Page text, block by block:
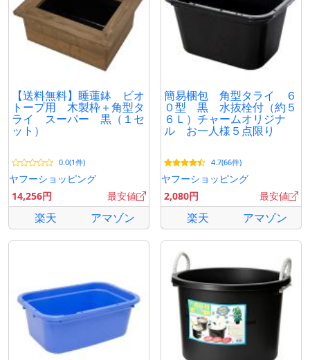
【送料無料】睡蓮鉢 ビオ
トープ用 木製枠＋角型タ
ライ スーパー 黒（１セ
ット）
0.0(1件)
ヤフーショッピング
14,256円
最安値
楽天 アマゾン
簡易梱包 角型タライ ６
０型 黒 水抜栓付（約５
６Ｌ）チャームオリジナ
ル お一人様５点限り
4.7(66件)
ヤフーショッピング
2,080円
最安値
楽天 アマゾン